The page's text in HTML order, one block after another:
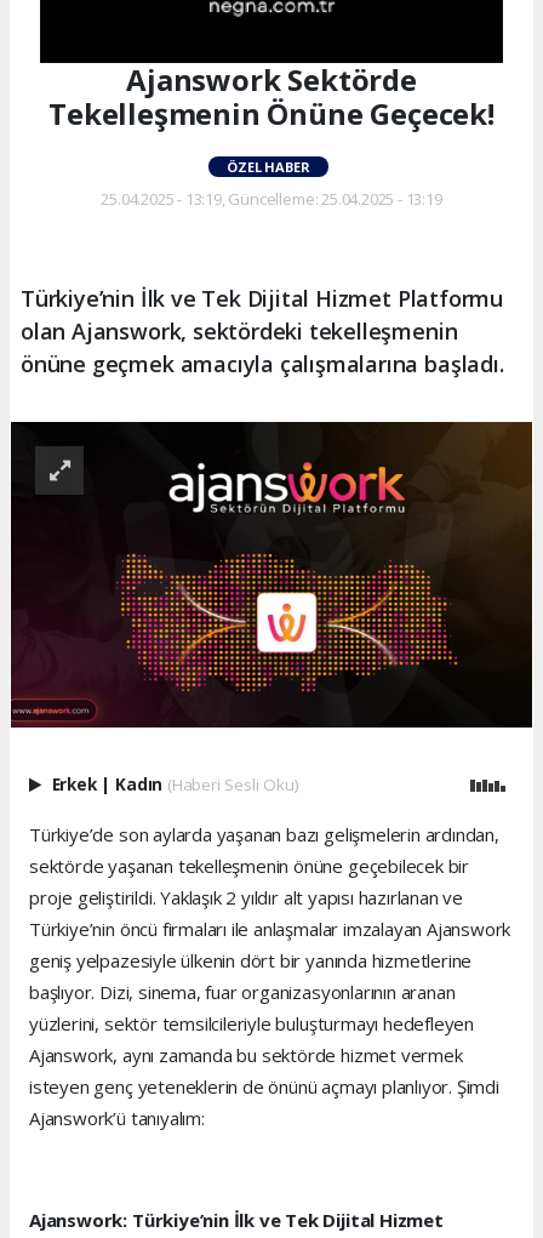
Ajanswork Sektörde
Tekelleşmenin Önüne Geçecek!
ÖZEL HABER
25.04.2025 - 13:19, Güncelleme: 25.04.2025 - 13:19
Türkiye’nin İlk ve Tek Dijital Hizmet Platformu
olan Ajanswork, sektördeki tekelleşmenin
önüne geçmek amacıyla çalışmalarına başladı.
Erkek Kadın (Haberi Sesli Oku)
Türkiye’de son aylarda yaşanan bazı gelişmelerin ardından,
sektörde yaşanan tekelleşmenin önüne geçebilecek bir
proje geliştirildi. Yaklaşık 2 yıldır alt yapısı hazırlanan ve
Türkiye’nin öncü firmaları ile anlaşmalar imzalayan Ajanswork
geniş yelpazesiyle ülkenin dört bir yanında hizmetlerine
başlıyor. Dizi, sinema, fuar organizasyonlarının aranan
yüzlerini, sektör temsilcileriyle buluşturmayı hedefleyen
Ajanswork, aynı zamanda bu sektörde hizmet vermek
isteyen genç yeteneklerin de önünü açmayı planlıyor. Şimdi
Ajanswork’ü tanıyalım:
Ajanswork: Türkiye’nin İlk ve Tek Dijital Hizmet